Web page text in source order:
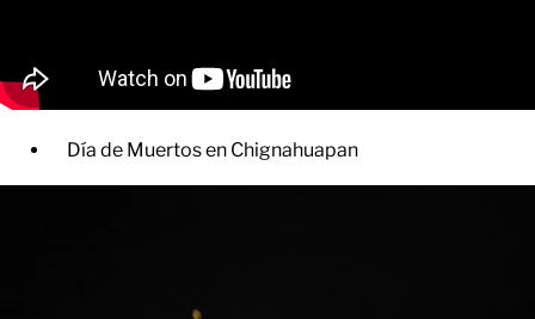
Día de Muertos en Chignahuapan